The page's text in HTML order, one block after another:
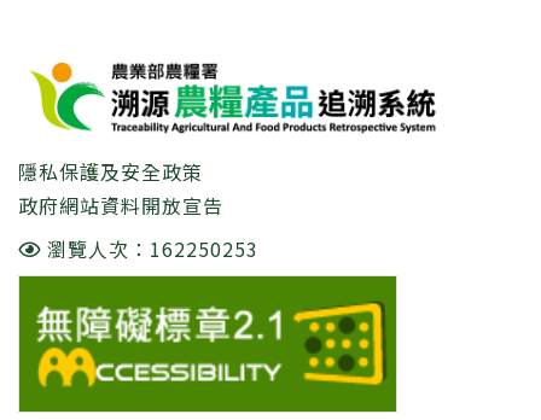
隱私保護及安全政策
政府網站資料開放宣告
瀏覽人次：162250253